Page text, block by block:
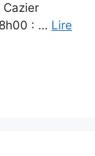
Cazier
: … Lire